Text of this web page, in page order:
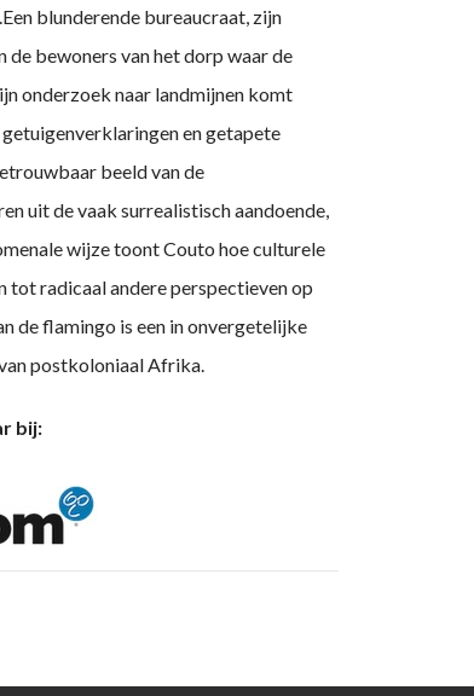
blunderende bureaucraat, zijn
bewoners van het dorp waar de
onderzoek naar landmijnen komt
en getapete
beeld van de
uit de vaak surrealistisch aandoende,
wijze toont Couto hoe culturele
tot radicaal andere perspectieven op
de flamingo is een in onvergetelijke
postkoloniaal Afrika.
bij: